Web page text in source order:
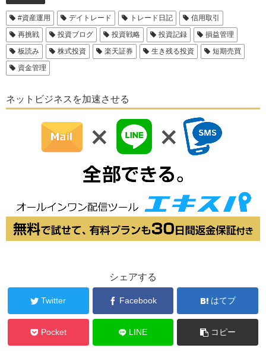
#資産運用 デイトレード トレード日記
信用取引
再挑戦
投資ブログ 投資戦略 投資記録
損益管理
板読み
株式投資 楽天証券 生き残る投資
短期売買
資金管理
ネットビジネスを加速させる
シェアする
Twitter Facebook はてブ
Pocket LINE コピー